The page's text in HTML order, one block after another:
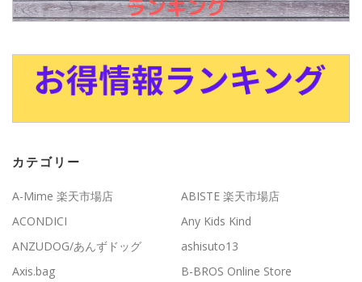
カテゴリー
A-Mime 楽天市場店
ABISTE 楽天市場店
ACONDICI
Any Kids Kind
ANZUDOG/あんずドッグ
ashisuto13
Axis.bag
B-BROS Online Store